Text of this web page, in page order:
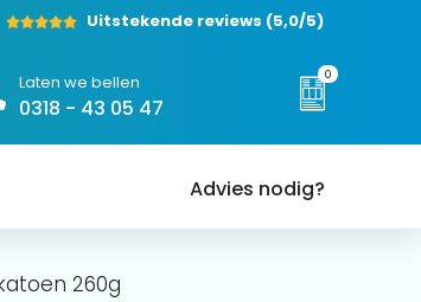
Uitstekende reviews (5,0/5)
Laten we bellen
0318 - 43 05 47
0
Advies nodig?
260g